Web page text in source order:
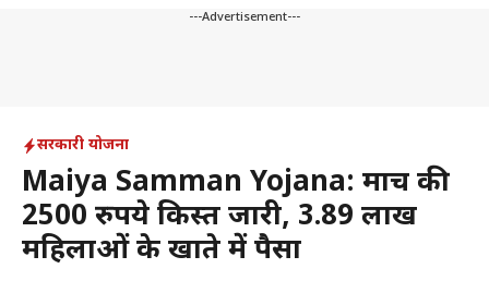
---Advertisement---
सरकारी योजना
Maiya Samman Yojana: मार्च की
2500 रुपये किस्त जारी, 3.89 लाख
महिलाओं के खाते में पैसा